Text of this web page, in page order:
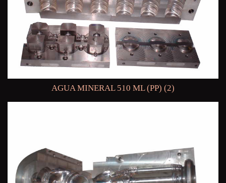
AGUA MINERAL 510 ML (PP) (2)